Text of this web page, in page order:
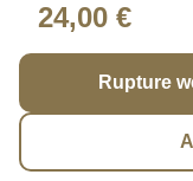
24,00 €
Rupture